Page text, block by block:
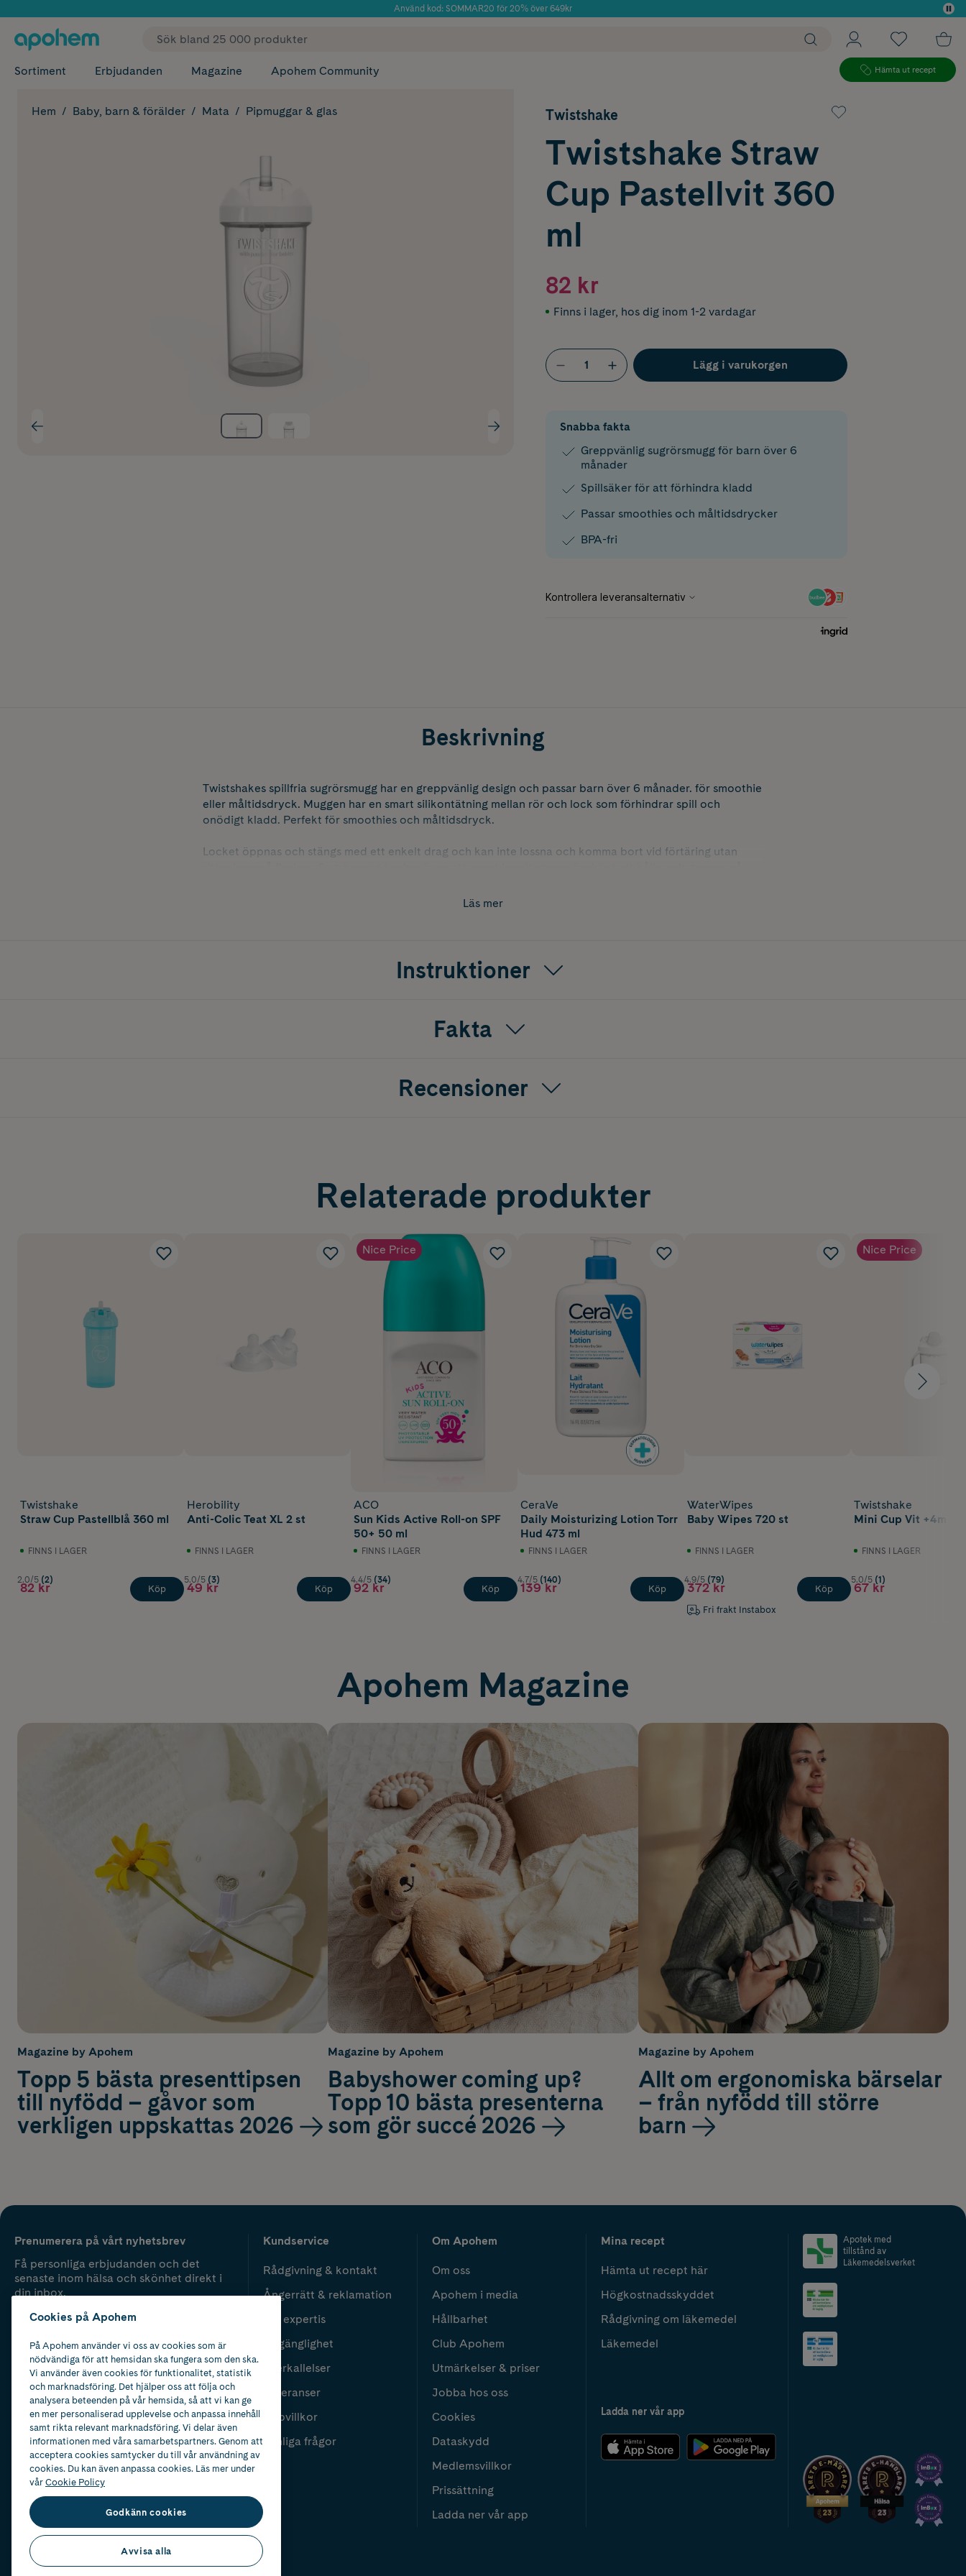
Använd kod: SOMMAR20 för 20% över 649kr
✓ Fri frakt
Sortiment Erbjudanden Magazine Apohem Community Hämta ut recept
Hem Baby, barn & förälder Mata Pipmuggar & glas Twistshake
Twistshake Straw
Cup Pastellvit 360
ml
82 kr
Finns i lager, hos dig inom 1-2 vardagar
Lägg i varukorgen
Snabba fakta
Greppvänlig sugrörsmugg för barn över 6
månader
Spillsäker för att förhindra kladd
Passar smoothies och måltidsdrycker
BPA-fri
Beskrivning
Twistshakes spillfria sugrörsmugg har en greppvänlig design och passar barn över 6 månader. för smoothie
eller måltidsdryck. Muggen har en smart silikontätning mellan rör och lock som förhindrar spill och
onödigt kladd. Perfekt för smoothies och måltidsdryck.
Locket öppnas och stängs med ett enkelt drag och kan inte lossna och komma bort vid förtäring utan
Läs mer
Instruktioner
Fakta
Recensioner
Relaterade produkter
Twistshake
Straw Cup Pastellblå 360 ml
FINNS I LAGER
2.0/5 (2)
82 kr Köp
Herobility
Anti-Colic Teat XL 2 st
FINNS I LAGER
5.0/5 (3)
49 kr Köp
Nice Price
ACO
Sun Kids Active Roll-on SPF
50+ 50 ml
FINNS I LAGER
4.4/5 (34)
92 kr Köp
CeraVe
Daily Moisturizing Lotion Torr
Hud 473 ml
FINNS I LAGER
4.7/5 (140)
139 kr Köp
WaterWipes
Baby Wipes 720 st
FINNS I LAGER
4.9/5 (79)
372 kr
Fri frakt Instabox
Köp
Nice Price
Twistshake
Mini Cup Vit +4m
FINNS I LAGER
5.0/5 (1)
67 kr
Apohem Magazine
Magazine by Apohem
Topp 5 bästa presenttipsen
till nyfödd – gåvor som
verkligen uppskattas 2026
Magazine by Apohem
Babyshower coming up?
Topp 10 bästa presenterna
som gör succé 2026
Magazine by Apohem
Allt om ergonomiska bärselar
– från nyfödd till större
barn
Prenumerera på vårt nyhetsbrev
Få personliga erbjudanden och det
senaste inom hälsa och skönhet direkt i
din inbox.
Kundservice
Rådgivning & kontakt
Ångerrätt & reklamation
Vår expertis
Tillgänglighet
Återkallelser
Leveranser
Köpvillkor
Vanliga frågor
Om Apohem
Om oss
Apohem i media
Hållbarhet
Club Apohem
Utmärkelser & priser
Jobba hos oss
Cookies
Dataskydd
Medlemsvillkor
Prissättning
Ladda ner vår app
Mina recept
Hämta ut recept här
Högkostnadsskyddet
Rådgivning om läkemedel
Läkemedel
Ladda ner vår app
Apotek med
tillstånd av
Läkemedelsverket
2024
Cookies på Apohem
På Apohem använder vi oss av cookies som är
nödvändiga för att hemsidan ska fungera som den ska.
Vi använder även cookies för funktionalitet, statistik
och marknadsföring. Det hjälper oss att följa och
analysera beteenden på vår hemsida, så att vi kan ge
en mer personaliserad upplevelse och anpassa innehåll
samt rikta relevant marknadsföring. Vi delar även
informationen med våra samarbetspartners. Genom att
acceptera cookies samtycker du till vår användning av
cookies. Du kan även anpassa cookies. Läs mer under
vårCookie Policy
Godkänn cookies
Avvisa alla